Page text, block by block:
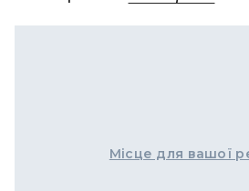
Місце для вашої